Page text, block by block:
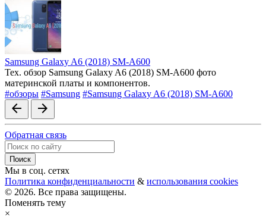
Samsung Galaxy A6 (2018) SM-A600
Тех. обзор Samsung Galaxy A6 (2018) SM-A600 фото
материнской платы и компонентов.
#обзоры #Samsung #Samsung Galaxy A6 (2018) SM-A600
arrow_back arrow_forward
Обратная связь
Мы в соц. сетях
Политика конфиденциальности & использования cookies
© 2026. Все права защищены.
Поменять тему
×